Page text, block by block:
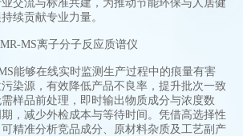
交流与标准共建，为推动节能环保与人居健
续贡献专业力量。
MS离子分子反应质谱仪
能够在线实时监测生产过程中的痕量有害
染源，有效降低产品不良率，提升批次一致
样品前处理，即时输出物质成分与浓度数
，减少外检成本与等待时间。凭借高选择性
精准分析竞品成分、原材料杂质及工艺副产